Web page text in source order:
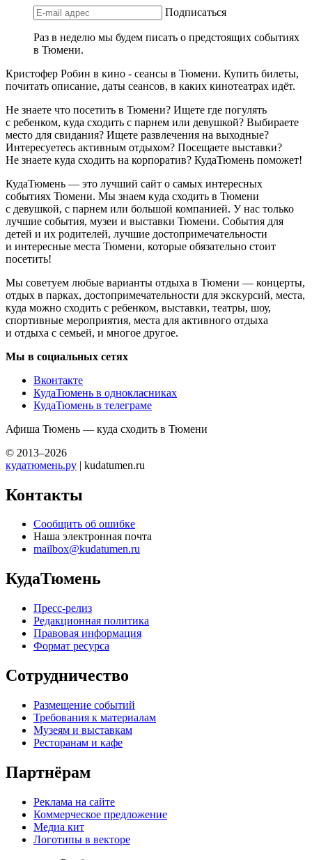
Подписаться
Раз в неделю мы будем писать о предстоящих событиях
в Тюмени.
Кристофер Робин в кино - сеансы в Тюмени. Купить билеты,
почитать описание, даты сеансов, в каких кинотеатрах идёт.
Не знаете что посетить в Тюмени? Ищете где погулять
с ребенком, куда сходить с парнем или девушкой? Выбираете
место для свидания? Ищете развлечения на выходные?
Интересуетесь активным отдыхом? Посещаете выставки?
Не знаете куда сходить на корпоратив? КудаТюмень поможет!
КудаТюмень — это лучший сайт о самых интересных
событиях Тюмени. Мы знаем куда сходить в Тюмени
с девушкой, с парнем или большой компанией. У нас только
лучшие события, музеи и выставки Тюмени. События для
детей и их родителей, лучшие достопримечательности
и интересные места Тюмени, которые обязательно стоит
посетить!
Мы советуем любые варианты отдыха в Тюмени — концерты,
отдых в парках, достопримечательности для экскурсий, места,
куда можно сходить с ребенком, выставки, театры, шоу,
спортивные мероприятия, места для активного отдыха
и отдыха с семьей, и многое другое.
Мы в социальных сетях
Вконтакте
КудаТюмень в однокласниках
КудаТюмень в телеграме
Афиша Тюмень — куда сходить в Тюмени
© 2013–2026
кудатюмень.ру | kudatumen.ru
Контакты
Сообщить об ошибке
Наша электронная почта
mailbox@kudatumen.ru
КудаТюмень
Пресс-релиз
Редакционная политика
Правовая информация
Формат ресурса
Сотрудничество
Размещение событий
Требования к материалам
Музеям и выставкам
Ресторанам и кафе
Партнёрам
Реклама на сайте
Коммерческое предложение
Медиа кит
Логотипы в векторе